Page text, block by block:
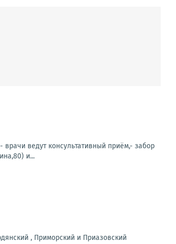
ведут консультативный приём,- забор
и...
, Приморский и Приазовский